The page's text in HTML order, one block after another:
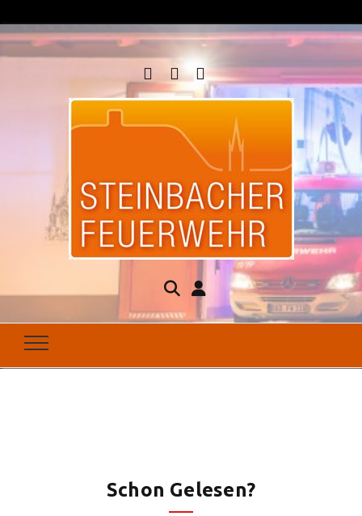
Steinbacher
Feuerwehr
Seit 1877 für Ihren Brandschutz da
Schon Gelesen?